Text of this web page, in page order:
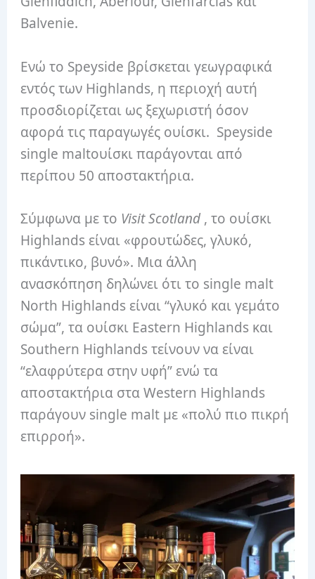
Balvenie.
Ενώ το Speyside βρίσκεται γεωγραφικά
εντός των Highlands, η περιοχή αυτή
προσδιορίζεται ως ξεχωριστή όσον
αφορά τις παραγωγές ουίσκι. Speyside
single maltουίσκι παράγονται από
περίπου 50 αποστακτήρια.
Σύμφωνα με το Visit Scotland, το ουίσκι
Highlands είναι «φρουτώδες, γλυκό,
πικάντικο, βυνό». Μια άλλη
ανασκόπηση δηλώνει ότι το single malt
North Highlands είναι “γλυκό και γεμάτο
σώμα”, τα ουίσκι Eastern Highlands και
Southern Highlands τείνουν να είναι
“ελαφρύτερα στην υφή” ενώ τα
αποστακτήρια στα Western Highlands
παράγουν single malt με «πολύ πιο πικρή
επιρροή».